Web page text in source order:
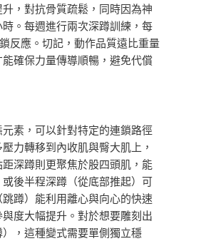
，對抗骨質疏鬆，同時因為神
。每週進行兩次深蹲訓練，每
反應。切記，動作品質遠比重量
確保力量傳導順暢，避免代償
素，可以針對特定的連鎖路徑
力轉移到內收肌與臀大肌上，
深蹲則更聚焦於股四頭肌，能
後半程深蹲（從底部推起）可
蹲）能利用離心與向心的快速
度大幅提升。對於想要雕刻出
，這種變式需要單側獨立穩